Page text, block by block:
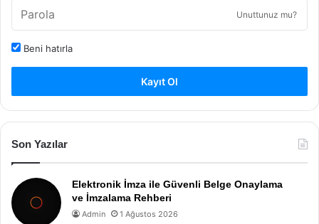
Unuttunuz mu?
Beni hatırla
Kayıt Ol
Son Yazılar
Elektronik İmza ile Güvenli Belge Onaylama
ve İmzalama Rehberi
Admin 1 Ağustos 2026